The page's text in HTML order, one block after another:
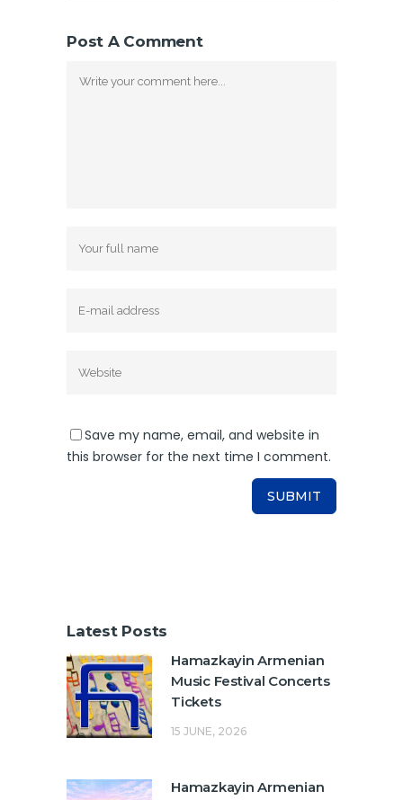
Post A Comment
Save my name, email, and website in
this browser for the next time I comment.
Latest Posts
Hamazkayin Armenian
Music Festival Concerts
Tickets
15 JUNE, 2026
Hamazkayin Armenian